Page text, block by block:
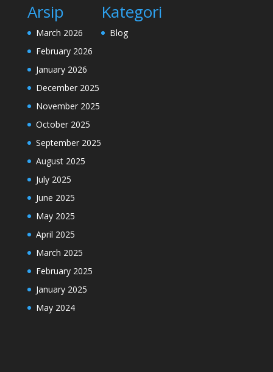
Arsip
March 2026
February 2026
January 2026
December 2025
November 2025
October 2025
September 2025
August 2025
July 2025
June 2025
May 2025
April 2025
March 2025
February 2025
January 2025
May 2024
Kategori
Blog